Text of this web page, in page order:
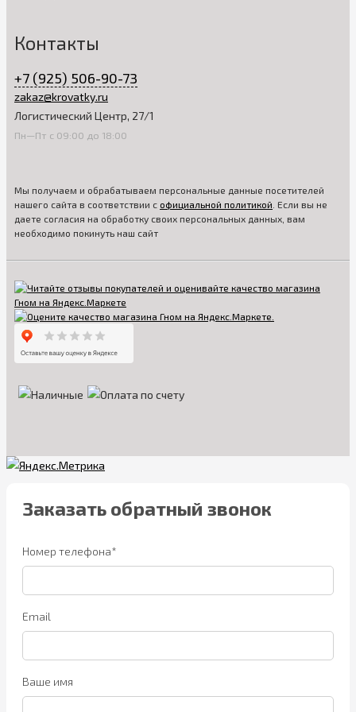
Контакты
+7 (925) 506-90-73
zakaz@krovatky.ru
Логистический Центр, 27/1
Пн—Пт с 09:00 до 18:00
Мы получаем и обрабатываем персональные данные посетителей
нашего сайта в соответствии с официальной политикой . Если вы не
даете согласия на обработку своих персональных данных, вам
необходимо покинуть наш сайт
Заказать обратный звонок
Номер телефона*
Email
Ваше имя